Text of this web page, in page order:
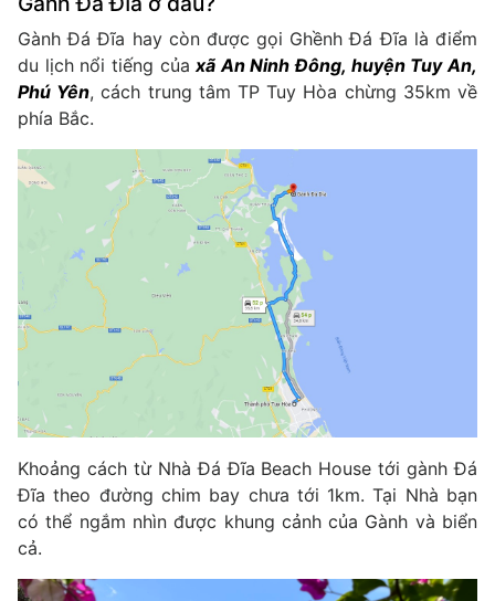
Gành Đá Đĩa hay còn được gọi Ghềnh Đá Đĩa là điểm
du lịch nổi tiếng củaxã An Ninh Đông, huyện Tuy An,
Phú Yên, cách trung tâm TP Tuy Hòa chừng 35km về
phía Bắc.
Khoảng cách từ Nhà Đá Đĩa Beach House tới gành Đá
Đĩa theo đường chim bay chưa tới 1km. Tại Nhà bạn
có thể ngắm nhìn được khung cảnh của Gành và biển
cả.